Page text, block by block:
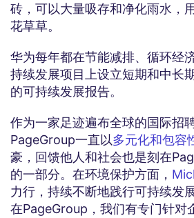
砖，可以大量吸存和净化雨水，
花草草。
华为每年都在节能减排、循环经
持续发展项目上设立短期和中长
的可持续发展报告。
作为一家足迹遍布全球的国际招
PageGroup一直以多元化和包容
豪，回馈他人和社会也是刻在
的一部分。在环境保护方面，
力行，持续不断地践行可持续发
在PageGroup，我们有专门针对